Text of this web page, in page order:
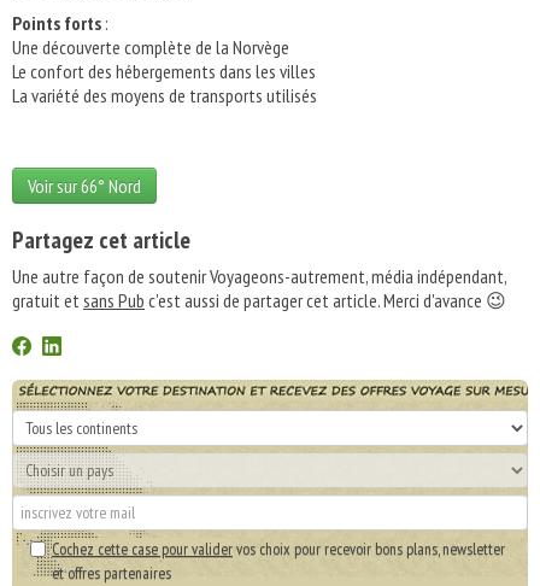
Points forts :
Une découverte complète de la Norvège
Le confort des hébergements dans les villes
La variété des moyens de transports utilisés
Voir sur 66° Nord
Partagez cet article
Une autre façon de soutenir Voyageons-autrement, média indépendant,
gratuit etsans Pub c'est aussi de partager cet article. Merci d'avance 😉
Cochez cette case pour validervos choix pour recevoir bons plans, newsletter
et offres partenaires